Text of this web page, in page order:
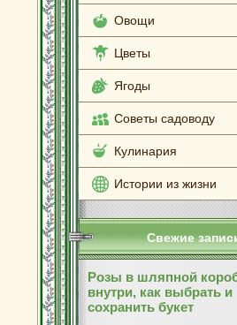
Овощи
Цветы
Ягоды
Советы садоводу
Кулинария
Истории из жизни
Свежие
Розы в шляпной
внутри, как выбрать и
сохранить букет